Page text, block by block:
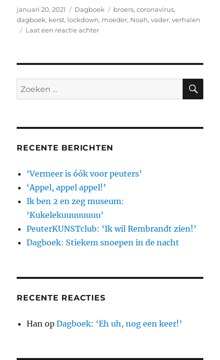
Geplaatst
op
januari 20, 2021 Categorieën
Dagboek Tags
broers,coronavirus,
dagboek, kerst, lockdown, moeder, Noah,vader,verhalen
Laat een reactie achterop
Zoeken
naar:
RECENTE BERICHTEN
‘Vermeer is óók voor peuters’
‘Appel, appel appel!’
Ik ben 2 en zeg museum:
‘Kukelekuuuuuuuu’
PeuterKUNSTclub: ‘Ik wil Rembrandt zien!’
Dagboek: Stiekem snoepen in de nacht
RECENTE REACTIES
Han opDagboek: ‘Eh uh, nog een keer!’